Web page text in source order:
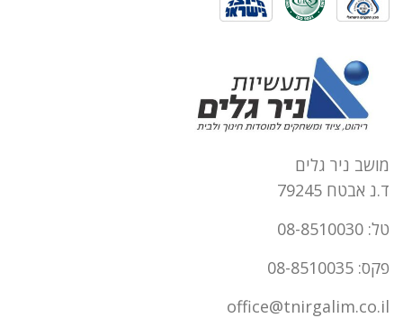
מושב ניר גלים
ד.נ אבטח 79245
טל: 08-8510030
פקס: 08-8510035
office@tnirgalim.co.il